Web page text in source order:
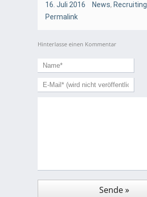
16. Juli 2016
News, Recruiting
Permalink
Hinterlasse einen Kommentar